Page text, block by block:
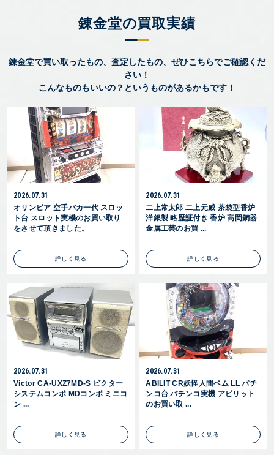
錬金堂の買取実績
錬金堂で買い取ったもの、査定したもの、ぜひこちらでご確認くだ
さい！
こんなものもいいの？というものがあるかもです！
2026.07.31
オリンピア 空手バカ一代 スロッ
ト台 スロット実機のお買い取り
をさせて頂きました。
詳しく見る
2026.07.31
二上常太郎 二上元威 茶袋型香炉
洋銀製 略歴証付き 香炉 高岡銅器
金属工芸のお買 ...
詳しく見る
2026.07.31
Victor CA-UXZ7MD-S ビクター
システムコンポ MDコンポ ミニコ
ン ...
詳しく見る
2026.07.31
ABILIT CR妖怪人間ベム LL パチ
ンコ台 パチンコ実機 アビリット
のお買い取 ...
詳しく見る